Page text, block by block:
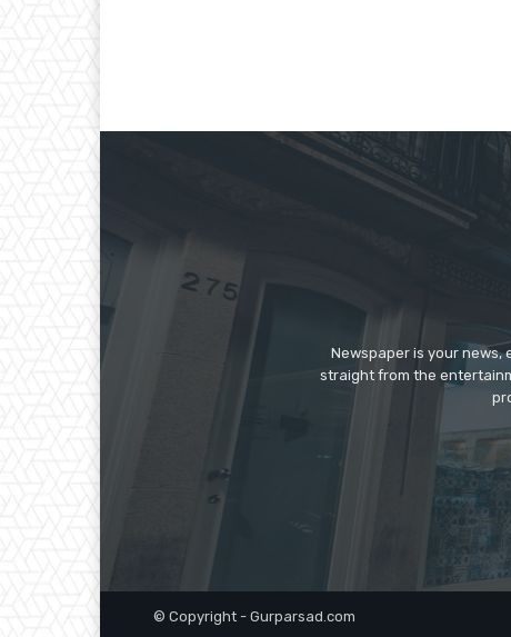
Newspaper is your news,
straight from the
© Copyright - Gurparsad.com